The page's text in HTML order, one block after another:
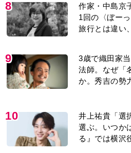
8
作家・中島京
1回の〈ぼー
旅行とは違い
9
3歳で織田家
法師。なぜ「
か。秀吉の勢
10
井上祐貴「選
選ぶ。いつか
る』では横沢